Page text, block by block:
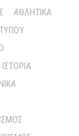
ΑΘΛΗΤΙΚΆ
ΙΣΤΟΡΊΑ